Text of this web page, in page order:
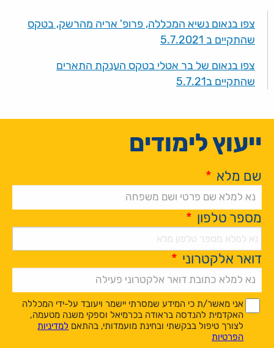
צפו בנאום נשיא המכללה, פרופ' אריה מהרשק, בטקס
שהתקיים ב 5.7.2021
צפו בנאום של בר אטלי בטקס הענקת התארים
שהתקיים ב5.7.21
ייעוץ לימודים
שם מלא *
מספר טלפון *
דואר אלקטרוני *
*
*
אני מאשר/ת כי המידע שמסרתי יישמר ויעובד על-ידי המכללה
האקדמית להנדסה בראודה בכרמיאל וספקי משנה מטעמה,
לצורך טיפול בבקשתי ובחינת מועמדותי, בהתאם למדיניות
הפרטיות
Alternative: